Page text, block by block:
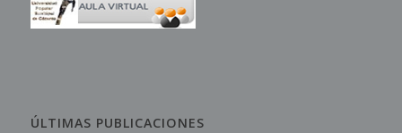
ÚLTIMAS PUBLICACIONES